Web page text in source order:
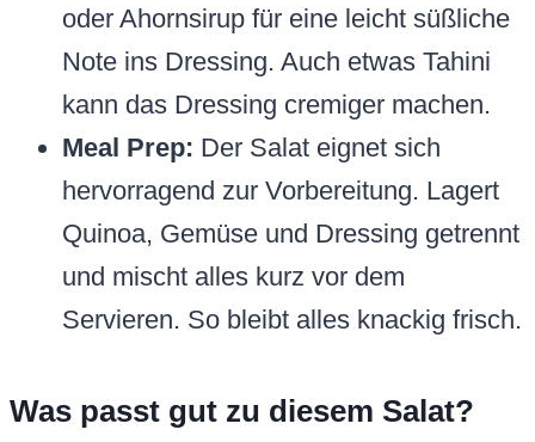
oder Ahornsirup für eine leicht süßliche
Note ins Dressing. Auch etwas Tahini
kann das Dressing cremiger machen.
Meal Prep: Der Salat eignet sich
hervorragend zur Vorbereitung. Lagert
Quinoa, Gemüse und Dressing getrennt
und mischt alles kurz vor dem
Servieren. So bleibt alles knackig frisch.
Was passt gut zu diesem Salat?